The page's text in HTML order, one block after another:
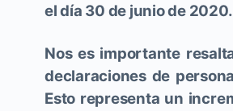
el día 30 de junio de 2020.
Nos es importante
declaraciones de
Esto representa un